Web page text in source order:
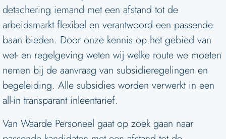
detachering iemand met een afstand tot de
arbeidsmarkt flexibel en verantwoord een passende
baan bieden. Door onze kennis op het gebied van
wet- en regelgeving weten wij welke route we moeten
nemen bij de aanvraag van subsidieregelingen en
begeleiding. Alle subsidies worden verwerkt in een
all-in transparant inleentarief.
Van Waarde Personeel gaat op zoek gaan naar